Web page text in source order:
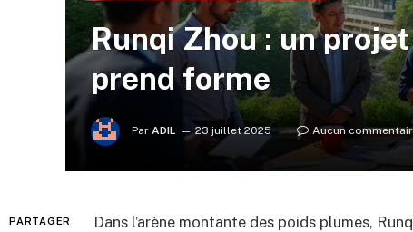
Runqi Zhou : un
prend forme
Par ADIL 23 juillet 2025 Aucun
PARTAGER
Dans l’arène montante des poids plumes,